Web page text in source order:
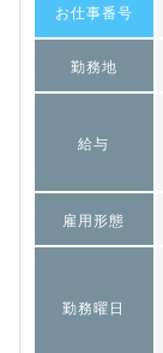
お仕事番号
勤務地
給与
雇用形態
勤務曜日